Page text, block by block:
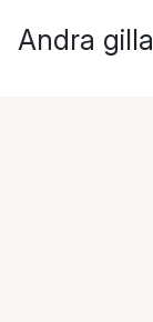
Andra